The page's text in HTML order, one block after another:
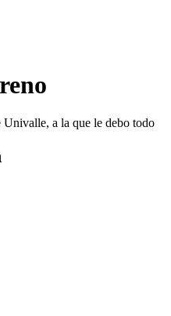
a la que le debo todo